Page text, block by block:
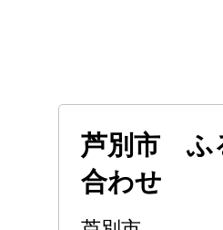
芦別市 ふ
合わせ